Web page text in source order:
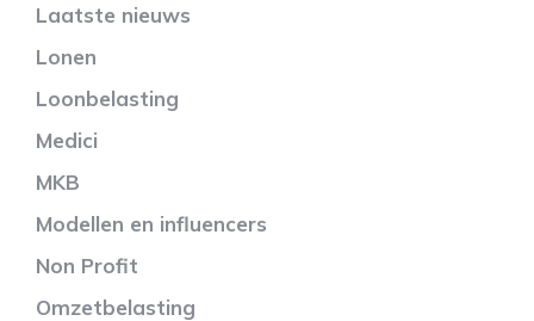
Laatste nieuws
Lonen
Loonbelasting
Medici
MKB
Modellen en influencers
Non Profit
Omzetbelasting